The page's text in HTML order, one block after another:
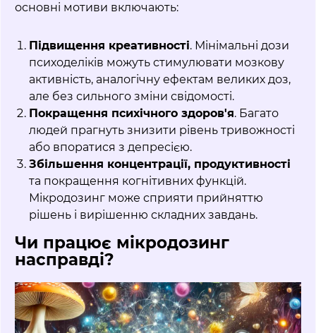
основні мотиви включають:
Підвищення креативності. Мінімальні дози
психоделіків можуть стимулювати мозкову
активність, аналогічну ефектам великих доз,
але без сильного зміни свідомості.
Покращення психічного здоров'я. Багато
людей прагнуть знизити рівень тривожності
або впоратися з депресією.
Збільшення концентрації, продуктивності
та покращення когнітивних функцій.
Мікродозинг може сприяти прийняттю
рішень і вирішенню складних завдань.
Чи працює мікродозинг
насправді?